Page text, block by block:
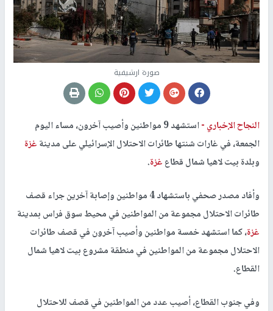
صورة ارشيفية
النجاح الإخباري -
استشهد 9 مواطنين وأصيب آخرون، مساء اليوم
الجمعة، في غارات شنتها طائرات الاحتلال الإسرائيلي على مدينةغزة
وبلدة بيت لاهيا شمال قطاعغزة.
وأفاد مصدر صحفي باستشهاد 4 مواطنين وإصابة آخرين جراء قصف
طائرات الاحتلال مجموعة من المواطنين في محيط سوق فراس بمدينة
غزة، كما استشهد خمسة مواطنين وأصيب آخرون في قصف طائرات
الاحتلال مجموعة من المواطنين في منطقة مشروع بيت لاهيا شمال
القطاع.
وفي جنوب القطاع، أصيب عدد من المواطنين في قصف للاحتلال